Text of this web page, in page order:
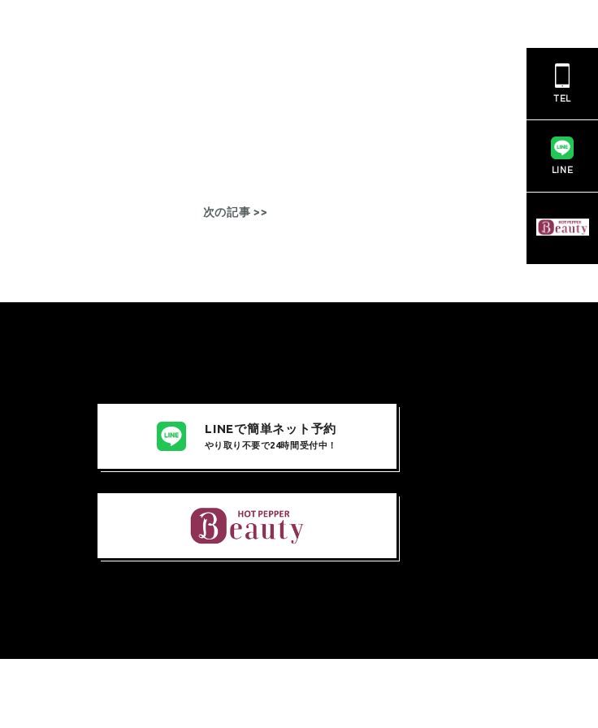
TEL
LINE
次の記事 >>
LINEで簡単ネット予約
やり取り不要で24時間受付中！